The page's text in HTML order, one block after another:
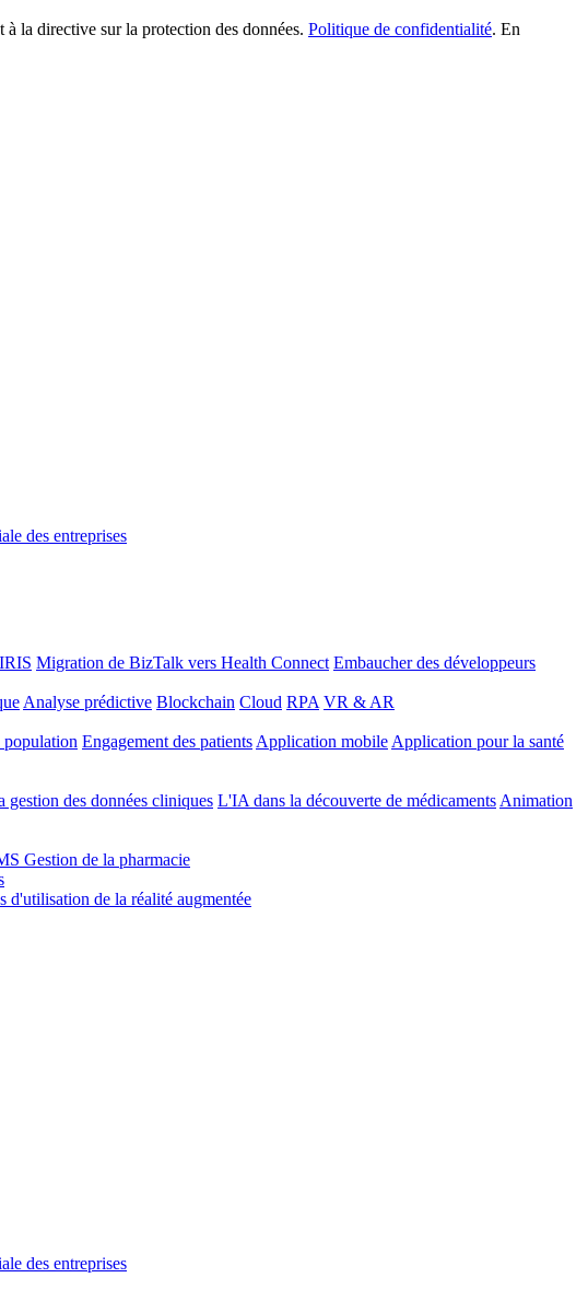
la directive sur la protection des données. Politique de confidentialité. En
des entreprises
Migration de BizTalk vers Health Connect Embaucher des développeurs
Analyse prédictive Blockchain Cloud RPA VR & AR
population Engagement des patients Application mobile Application pour la santé
des données cliniques L'IA dans la découverte de médicaments Animation
Gestion de la pharmacie
d'utilisation de la réalité augmentée
des entreprises